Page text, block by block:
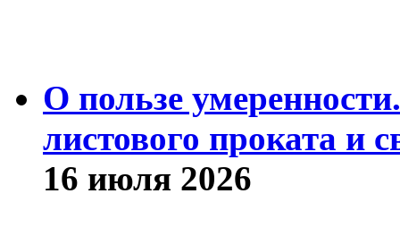
О пользе
листового проката и
16 июля 2026